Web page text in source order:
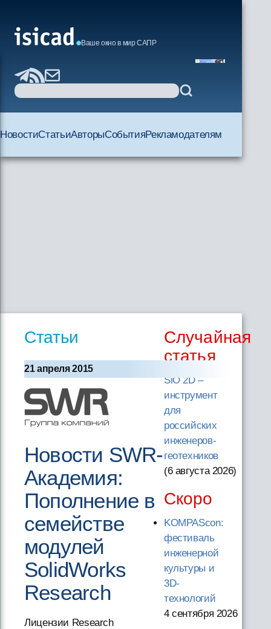
Ваше окно в мир САПР
НовостиСтатьиАвторыСобытияРекламодателям
Статьи
21 апреля 2015
Новости SWR-
Академия:
Пополнение в
семействе
модулей
SolidWorks
Research
Лицензии Research
Случайная
статья
SiO 2D –
инструмент
для
российских
инженеров-
геотехников
(6 августа 2026)
Скоро
KOMPAScon:
фестиваль
инженерной
культуры и
3D-
технологий
4 сентября 2026